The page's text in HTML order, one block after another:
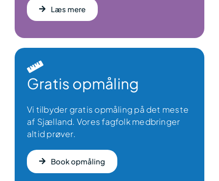
Læs mere
Gratis opmåling
Vi tilbyder gratis opmåling på det meste
af Sjælland. Vores fagfolk medbringer
altid prøver.
Book opmåling